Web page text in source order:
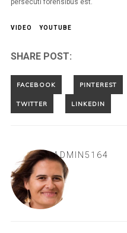
VIDEO YOUTUBE
SHARE POST:
ADMIN5164